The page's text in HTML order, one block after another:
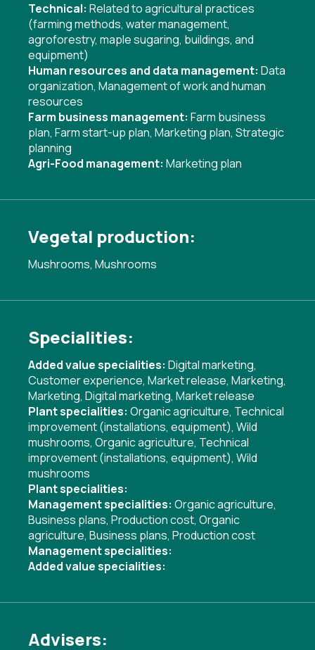
Technical: Related to agricultural practices
(farming methods, water management,
agroforestry, maple sugaring, buildings, and
equipment)
Human resources and data management: Data
organization, Management of work and human
resources
Farm business management: Farm business
plan, Farm start-up plan, Marketing plan, Strategic
planning
Agri-Food management: Marketing plan
Vegetal production:
Mushrooms, Mushrooms
Specialities:
Added value specialities: Digital marketing,
Customer experience, Market release, Marketing,
Marketing, Digital marketing, Market release
Plant specialities: Organic agriculture, Technical
improvement (installations, equipment), Wild
mushrooms, Organic agriculture, Technical
improvement (installations, equipment), Wild
mushrooms
Plant specialities:
Management specialities: Organic agriculture,
Business plans, Production cost, Organic
agriculture, Business plans, Production cost
Management specialities:
Added value specialities:
Advisers: